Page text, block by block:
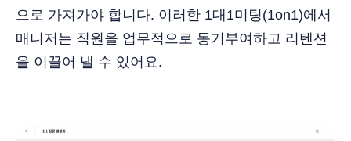
으로 가져가야 합니다. 이러한 1대1미팅(1on1)에서
매니저는 직원을 업무적으로 동기부여하고 리텐션
을 이끌어 낼 수 있어요.